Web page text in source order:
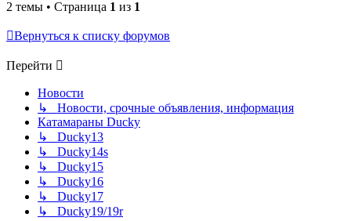
2 темы • Страница 1 из 1
Вернуться к списку форумов
Перейти
Новости
↳ Новости, срочные объявления, информация
Катамараны Ducky
↳ Ducky13
↳ Ducky14s
↳ Ducky15
↳ Ducky16
↳ Ducky17
↳ Ducky19/19r